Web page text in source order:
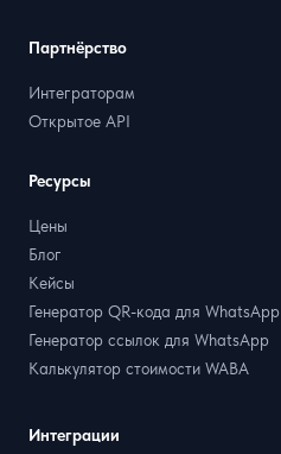
Интеграции
Партнёрство
Интеграторам
Открытое API
Ресурсы
Цены
Блог
Кейсы
Генератор QR-кода для WhatsApp
Генератор ссылок для WhatsApp
Калькулятор стоимости WABA